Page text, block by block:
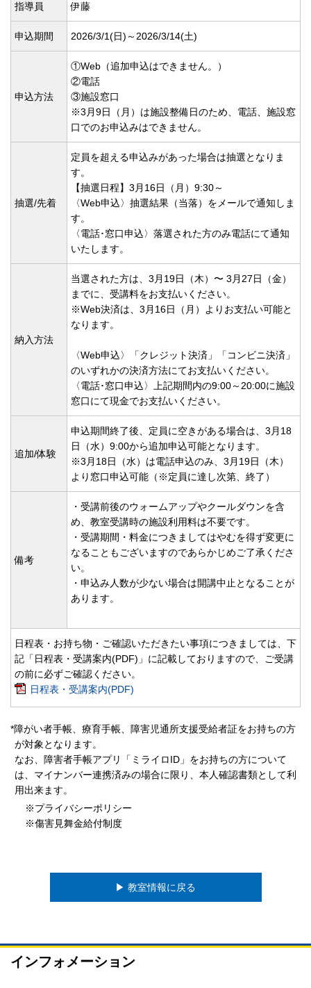
指導員 伊藤
申込期間 2026/3/1(日)～2026/3/14(土)
申込方法
①Web（追加申込はできません。）
②電話
③施設窓口
※3月9日（月）は施設整備日のため、電話、施設窓
口でのお申込みはできません。
抽選/先着
定員を超える申込みがあった場合は抽選となりま
す。
【抽選日程】3月16日（月）9:30～
〈Web申込〉抽選結果（当落）をメールで通知しま
す。
〈電話･窓口申込〉落選された方のみ電話にて通知
いたします。
納入方法
当選された⽅は、3⽉19⽇（木）〜 3⽉27⽇（金）
までに、受講料をお⽀払いください。
※Web決済は、3月16日（月）よりお支払い可能と
なります。
〈Web申込〉「クレジット決済」「コンビニ決済」
のいずれかの決済方法にてお支払いください。
〈電話･窓口申込〉上記期間内の9:00～20:00に施設
窓口にて現金でお支払いください。
追加/体験
申込期間終了後、定員に空きがある場合は、3月18
日（水）9:00から追加申込可能となります。
※3月18日（水）は電話申込のみ、3月19日（木）
より窓口申込可能（※定員に達し次第、終了）
備考
・受講前後のウォームアップやクールダウンを含
め、教室受講時の施設利用料は不要です。
・受講期間・料金につきましてはやむを得ず変更に
なることもございますのであらかじめご了承くださ
い。
・申込み人数が少ない場合は開講中止となることが
あります。
日程表・お持ち物・ご確認いただきたい事項につきましては、下
記「日程表・受講案内(PDF)」に記載しておりますので、ご受講
の前に必ずご確認ください。
日程表・受講案内(PDF)
*障がい者手帳、療育手帳、障害児通所支援受給者証をお持ちの方
が対象となります。
なお、障害者手帳アプリ「ミライロID」をお持ちの方について
は、マイナンバー連携済みの場合に限り、本人確認書類として利
用出来ます。
※プライバシーポリシー
※傷害見舞金給付制度
▶︎ 教室情報に戻る
インフォメーション